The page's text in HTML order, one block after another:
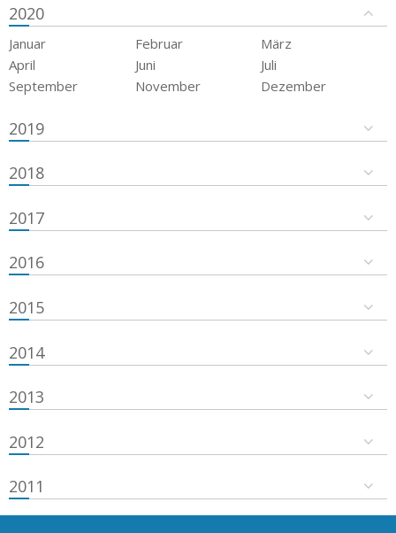
2020
Januar Februar
März
April
Juni
Juli
September
November Dezember
2019
2018
2017
2016
2015
2014
2013
2012
2011